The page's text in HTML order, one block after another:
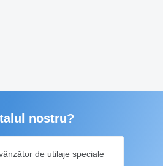
nostru?
de utilaje speciale